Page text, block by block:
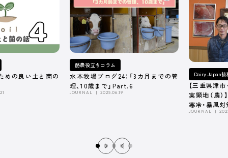
めの良い土と菌の
酪農役立ちコラム
水本牧場ブログ24：「3カ月までの管
理、10歳まで」Part.6
JOURNAL 2025.06.19
Dairy Japan抜
【三重県津
実顕地（農
寒冷・暴風対
JOURNAL